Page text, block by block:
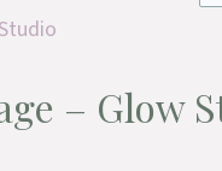
– Glow